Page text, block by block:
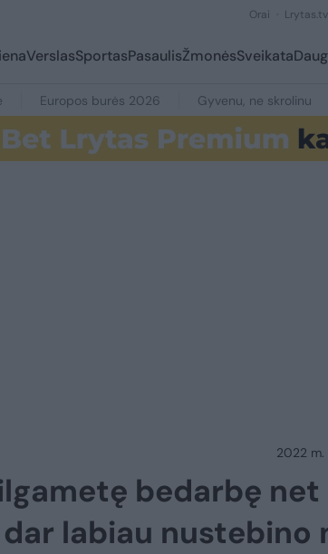
Orai Lrytas.tv
VerslasSportasPasaulisŽmonėsSveikata
Europos burės 2026 Gyvenu, ne skrolinu
2022 m.
bedarbę net
labiau nustebino